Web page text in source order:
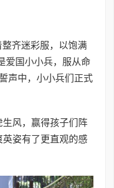
整齐迷彩服，以饱满
爱国小小兵，服从命
声中，小小兵们正式
风，赢得孩子们阵
英姿有了更直观的感